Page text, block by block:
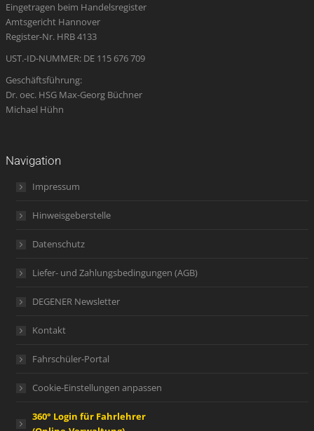
new
window
new
window
new
window
in
new
new
Eingetragen beim Handelsregister
Amtsgericht Hannover
Register-Nr. HRB 4133
UST.-ID-NUMMER: DE 115 676 709
Geschäftsführung:
Dr. oec. HSG Max-Georg Büchner
Michael Hühn
Navigation
Impressum
Hinweisgeberstelle
Datenschutz
Liefer- und Zahlungsbedingungen (AGB)
DEGENER Newsletter
Kontakt
Fahrschüler-Portal
Cookie-Einstellungen anpassen
360° Login für Fahrlehrer